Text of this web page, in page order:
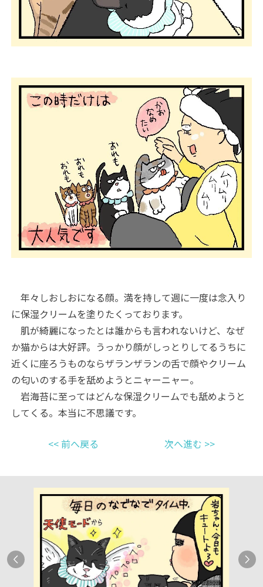
年々しおしおになる顔。満を持して週に一度は念入り
に保湿クリームを塗りたくっております。
肌が綺麗になったとは誰からも言われないけど、なぜ
か猫からは大好評。うっかり顔がしっとりしてるうちに
近くに座ろうものならザランザランの舌で顔やクリーム
の匂いのする手を舐めようとニャーニャー。
岩海苔に至ってはどんな保湿クリームでも舐めようと
してくる。本当に不思議です。
<< 前へ戻る 次へ進む >>